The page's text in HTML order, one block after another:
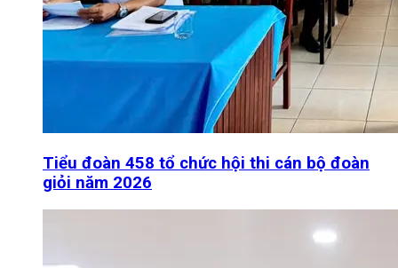
Tiểu đoàn 458 tổ chức hội thi cán bộ đoàn
giỏi năm 2026